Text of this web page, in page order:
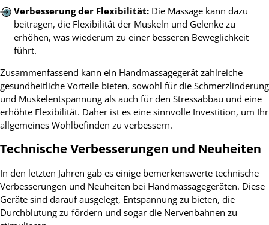
Verbesserung der Flexibilität:Die Massage kann dazu
beitragen, die Flexibilität der Muskeln und Gelenke zu
erhöhen, was wiederum zu einer besseren Beweglichkeit
führt.
Zusammenfassend kann ein Handmassagegerät zahlreiche
gesundheitliche Vorteile bieten, sowohl für die Schmerzlinderung
und Muskelentspannung als auch für den Stressabbau und eine
erhöhte Flexibilität. Daher ist es eine sinnvolle Investition, um Ihr
allgemeines Wohlbefinden zu verbessern.
Technische Verbesserungen und Neuheiten
In den letzten Jahren gab es einige bemerkenswerte technische
Verbesserungen und Neuheiten bei Handmassagegeräten. Diese
Geräte sind darauf ausgelegt, Entspannung zu bieten, die
Durchblutung zu fördern und sogar die Nervenbahnen zu